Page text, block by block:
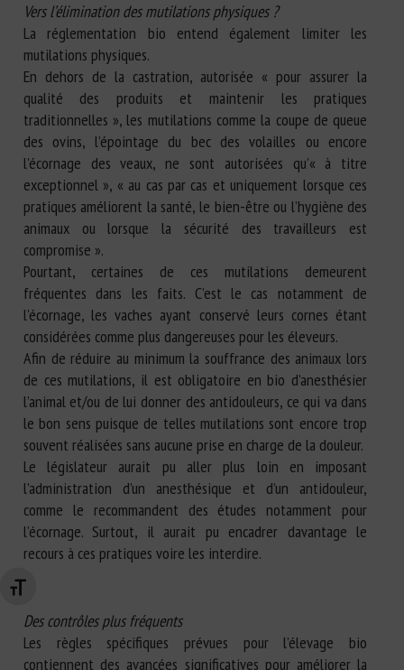
Changer la taille de la police
Vers l’élimination des mutilations physiques ?
La réglementation bio entend également limiter les
mutilations physiques.
En dehors de la castration, autorisée « pour assurer la
qualité des produits et maintenir les pratiques
traditionnelles », les mutilations comme la coupe de queue
des ovins, l’épointage du bec des volailles ou encore
l’écornage des veaux, ne sont autorisées qu’« à titre
exceptionnel », « au cas par cas et uniquement lorsque ces
pratiques améliorent la santé, le bien-être ou l’hygiène des
animaux ou lorsque la sécurité des travailleurs est
compromise ».
Pourtant, certaines de ces mutilations demeurent
fréquentes dans les faits. C’est le cas notamment de
l’écornage, les vaches ayant conservé leurs cornes étant
considérées comme plus dangereuses pour les éleveurs.
Afin de réduire au minimum la souffrance des animaux lors
de ces mutilations, il est obligatoire en bio d’anesthésier
l’animal et/ou de lui donner des antidouleurs, ce qui va dans
le bon sens puisque de telles mutilations sont encore trop
souvent réalisées sans aucune prise en charge de la douleur.
Le législateur aurait pu aller plus loin en imposant
l’administration d’un anesthésique et d’un antidouleur,
comme le recommandent des études notamment pour
l’écornage. Surtout, il aurait pu encadrer davantage le
recours à ces pratiques voire les interdire.
Des contrôles plus fréquents
Les règles spécifiques prévues pour l’élevage bio
contiennent des avancées significatives pour améliorer la